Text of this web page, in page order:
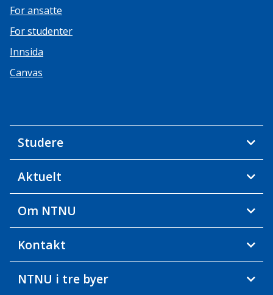
For ansatte
For studenter
Innsida
Canvas
Studere
Aktuelt
Om NTNU
Kontakt
NTNU i tre byer